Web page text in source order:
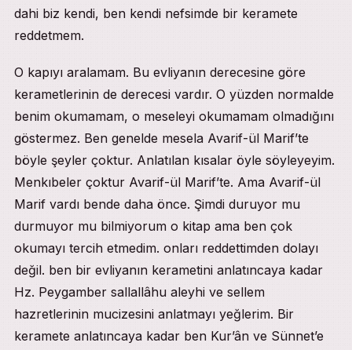
dahi biz kendi, ben kendi nefsimde bir keramete
reddetmem.
O kapıyı aralamam. Bu evliyanın derecesine göre
kerametlerinin de derecesi vardır. O yüzden normalde
benim okumamam, o meseleyi okumamam olmadığını
göstermez. Ben genelde mesela Avarif-ül Marif’te
böyle şeyler çoktur. Anlatılan kısalar öyle söyleyeyim.
Menkıbeler çoktur Avarif-ül Marif’te. Ama Avarif-ül
Marif vardı bende daha önce. Şimdi duruyor mu
durmuyor mu bilmiyorum o kitap ama ben çok
okumayı tercih etmedim. onları reddettimden dolayı
değil. ben bir evliyanın kerametini anlatıncaya kadar
Hz. Peygamber sallallâhu aleyhi ve sellem
hazretlerinin mucizesini anlatmayı yeğlerim. Bir
keramete anlatıncaya kadar ben Kur’ân ve Sünnet’e